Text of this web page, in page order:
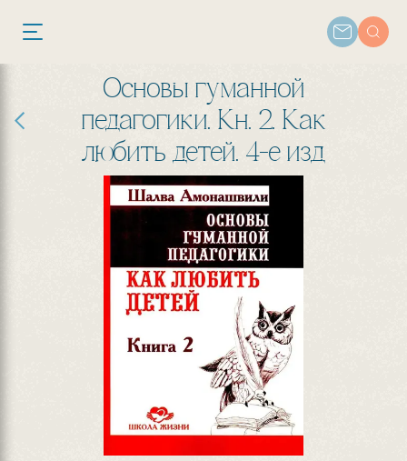
Основы гуманной
педагогики. Кн. 2. Как
любить детей. 4-е изд